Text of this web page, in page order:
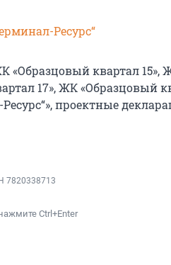
Ресурс“
«Образцовый квартал 15»,
17», ЖК «Образцовый
проектные
7820338713
Ctrl+Enter